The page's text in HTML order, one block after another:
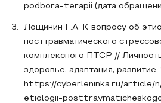
podbora-terapii (дата
Лощинин Г.А. К вопросу об
посттравматического
комплексного ПТСР //
здоровье, адаптация,
https://cyberleninka.ru/article/
etiologii-